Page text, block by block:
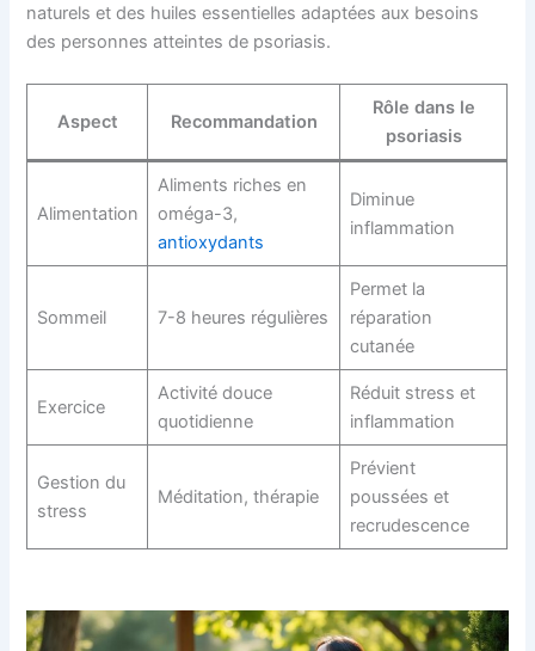
naturels et des huiles essentielles adaptées aux besoins
des personnes atteintes de psoriasis.
Aspect Recommandation
Rôle dans le
psoriasis
Alimentation
Aliments riches en
oméga-3,
antioxydants
Diminue
inflammation
Sommeil 7-8 heures régulières
Permet la
réparation
cutanée
Exercice
Activité douce
quotidienne
Réduit stress et
inflammation
Gestion du
stress
Méditation, thérapie
Prévient
poussées et
recrudescence